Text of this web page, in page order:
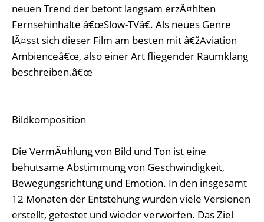
neuen Trend der betont langsam erzÃ¤hlten
Fernsehinhalte â€œSlow-TVâ€. Als neues Genre
lÃ¤sst sich dieser Film am besten mit â€žAviation
Ambienceâ€œ, also einer Art fliegender Raumklang
beschreiben.â€œ
Bildkomposition
Die VermÃ¤hlung von Bild und Ton ist eine
behutsame Abstimmung von Geschwindigkeit,
Bewegungsrichtung und Emotion. In den insgesamt
12 Monaten der Entstehung wurden viele Versionen
erstellt, getestet und wieder verworfen. Das Ziel